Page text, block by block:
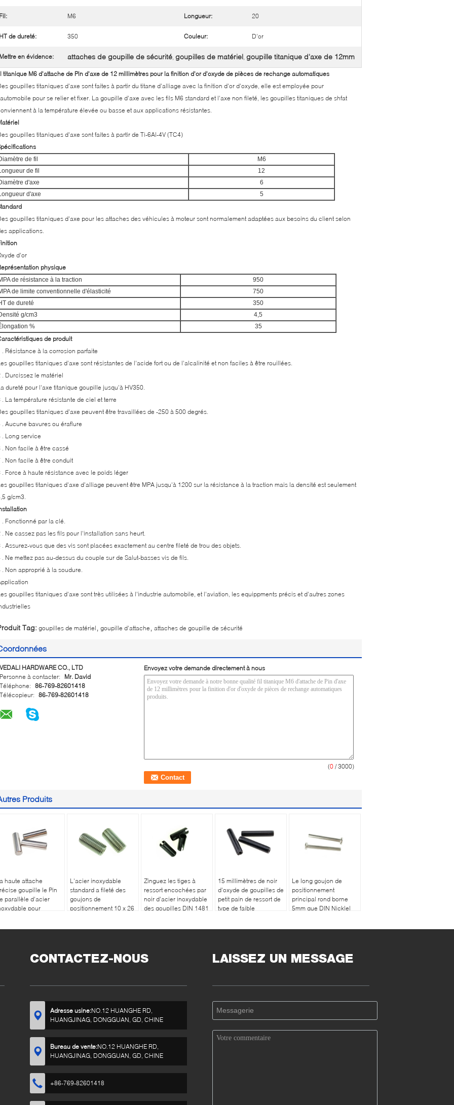
Fil: M6 Longueur: 20
HT de dureté: 350 Couleur: D'or
Mettre en évidence: attaches de goupille de sécurité, goupilles de matériel, goupille titanique d'axe de 12mm
titanique M6 d'attache de Pin d'axe de 12 millimètres pour la finition d'or d'oxyde de pièces de rechange automatiques
goupilles titaniques d'axe sont faites à partir du titane d'alliage avec la finition d'or d'oxyde, elle est employée pour
pour se relier et fixer. La goupille d'axe avec les fils M6 standard et l'axe non fileté, les goupilles titaniques de shfat
à la température élevée ou basse et aux applications résistantes.
goupilles titaniques d'axe sont faites à partir de Ti-6Al-4V (TC4)
de fil
M6
de fil
12
d'axe
6
d'axe
5
goupilles titaniques d'axe pour les attaches des véhicules à moteur sont normalement adaptées aux besoins du client selon
applications.
d'or
physique
de résistance à la traction
950
de limite conventionnelle d'élasticité
750
de dureté
350
g/cm3
4,5
%
35
de produit
. Résistance à la corrosion parfaite
goupilles titaniques d'axe sont résistantes de l'acide fort ou de l'alcalinité et non faciles à être rouillées.
. Durcissez le matériel
dureté pour l'axe titanique goupille jusqu'à HV350.
. La température résistante de ciel et terre
goupilles titaniques d'axe peuvent être travaillées de -250 à 500 degrés.
. Aucune bavures ou éraflure
. Long service
. Non facile à être cassé
. Non facile à être conduit
. Force à haute résistance avec le poids léger
goupilles titaniques d'axe d'alliage peuvent être MPA jusqu'à 1200 sur la résistance à la traction mais la densité est seulement
g/cm3.
. Fonctionné par la clé.
. Ne cassez pas les fils pour l'installation sans heurt.
. Assurez-vous que des vis sont placées exactement au centre fileté de trou des objets.
. Ne mettez pas au-dessus du couple sur de Salut-basses vis de fils.
. Non approprié à la soudure.
goupilles titaniques d'axe sont très utilisées à l'industrie automobile, et l'aviation, les equippments précis et d'autres zones
Tag: goupilles de matériel goupille d'attache attaches de goupille de sécurité
VEDALI HARDWARE CO., LTD
Personne à contacter:
Mr. David
Téléphone: 86-769-82601418
Télécopieur: 86-769-82601418
Envoyez votre demande directement à nous
(0 / 3000)
Produits
haute attache
goupille le Pin
parallèle d'acier
pour
L'acier inoxydable
standard a fileté des
goujons de
positionnement 10 x 26
Zinguez les tiges à
ressort encochées par
noir d'acier inoxydable
des goupilles DIN 1481
15 millimètres de noir
d'oxyde de goupilles de
petit pain de ressort de
type de faible
Le long goujon de
positionnement
principal rond borne
5mm que DIN Nicklel
CONTACTEZ-NOUS
Adresse usine:NO.12 HUANGHE RD,
HUANGJINAG, DONGGUAN, GD, CHINE
Bureau de vente:NO.12 HUANGHE RD,
HUANGJINAG, DONGGUAN, GD, CHINE
+86-769-82601418
LAISSEZ UN MESSAGE